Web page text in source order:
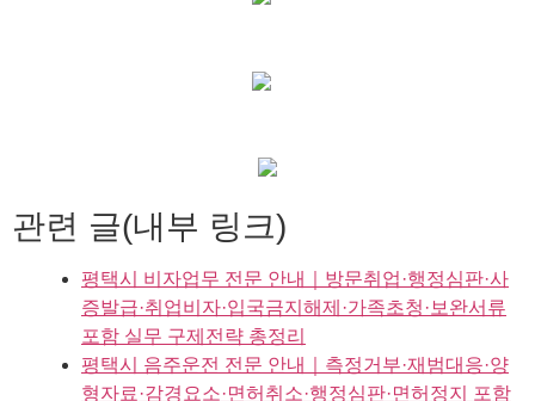
관련 글(내부 링크)
평택시 비자업무 전문 안내｜방문취업·행정심판·사
증발급·취업비자·입국금지해제·가족초청·보완서류
포함 실무 구제전략 총정리
평택시 음주운전 전문 안내｜측정거부·재범대응·양
형자료·감경요소·면허취소·행정심판·면허정지 포함